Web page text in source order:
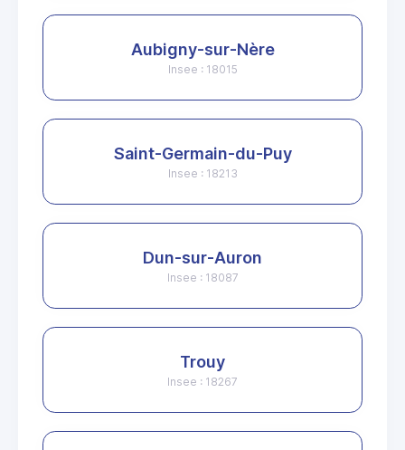
Aubigny-sur-Nère
Insee : 18015
Saint-Germain-du-Puy
Insee : 18213
Dun-sur-Auron
Insee : 18087
Trouy
Insee : 18267